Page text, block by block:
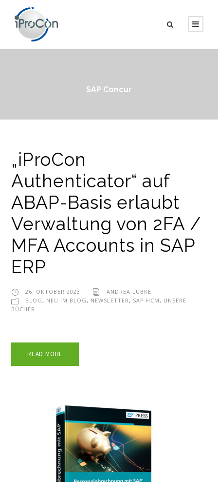
SAP Concur
„iProCon
Authenticator“ auf
ABAP-Basis erlaubt
Verwaltung von 2FA /
MFA Accounts in SAP
ERP
26. OKTOBER 2023
ANDREA LÜBKE
BLOG, NEU IM BLOG, NEWSLETTER, SAP HCM, UNSERE
BÜCHER
READ MORE